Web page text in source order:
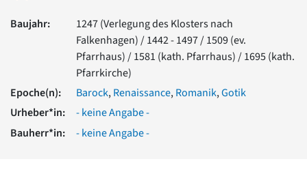
Vorromanik
Römische Antike
Über baukunst-nrw
Fachbeirat
Freunde & Förderer
Kontakt
Impressum
Baujahr:
1247 (Verlegung des Klosters nach
Falkenhagen) / 1442 - 1497 / 1509 (ev.
Pfarrhaus) / 1581 (kath. Pfarrhaus) / 1695 (kath.
Pfarrkirche)
Epoche(n):
Barock,Renaissance,Romanik,Gotik
Urheber*in:
- keine Angabe -
Bauherr*in:
- keine Angabe -